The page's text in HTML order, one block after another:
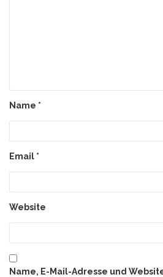
Name *
Email *
Website
Name, E-Mail-Adresse und